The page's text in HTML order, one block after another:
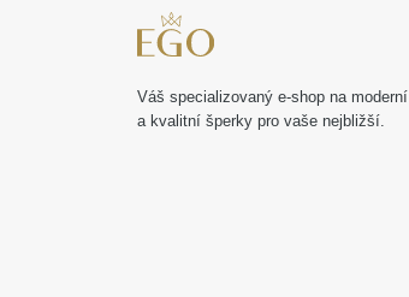
Váš specializovaný e-shop na moderní
a kvalitní šperky pro vaše nejbližší.